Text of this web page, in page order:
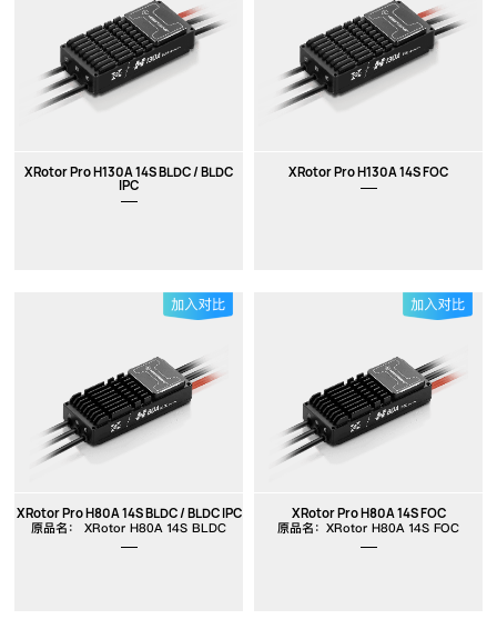
XRotor Pro H130A 14S BLDC / BLDC
IPC
XRotor Pro H130A 14S FOC
XRotor Pro H80A 14S BLDC / BLDC IPC
原品名： XRotor H80A 14S BLDC
XRotor Pro H80A 14S FOC
原品名：XRotor H80A 14S FOC